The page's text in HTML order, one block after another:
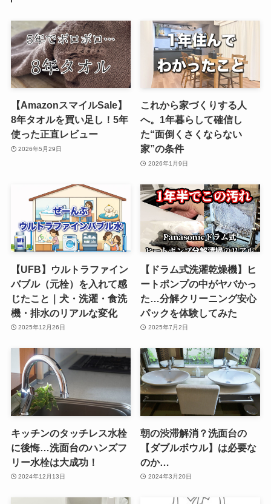
【AmazonスマイルSale】
8年タオルを買い足し！5年
使った正直レビュー
2026年5月29日
これから家づくりする人
へ。1年暮らして確信し
た“面倒くさくならない
家”の条件
2026年1月9日
【UFB】ウルトラファイン
バブル（元栓）を入れて感
じたこと｜犬・洗濯・食洗
機・排水のリアルな変化
2025年12月26日
【ドラム式洗濯乾燥機】ヒ
ートポンプの中がヤバかっ
た…分解クリーニング安心
パックを体験してみた
2025年7月2日
キッチンのタッチレス水栓
に後悔…洗面台のハンズフ
リー水栓は大成功！
2024年12月13日
朝の渋滞解消？洗面台の
【ダブルボウル】は必要な
のか…
2024年3月20日